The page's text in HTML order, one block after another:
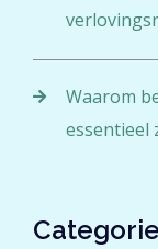
Waarom
essentieel